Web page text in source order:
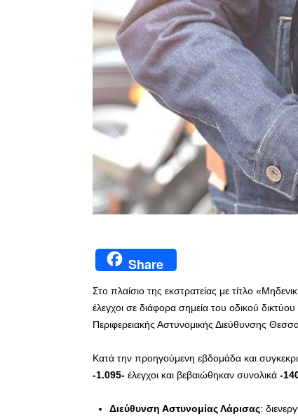
Share
Στο πλαίσιο της εκστρατείας με τίτλο
έλεγχοι σε διάφορα σημεία του οδικού δικτύου
Περιφερειακής Αστυνομικής Διεύθυνσης
Κατά την προηγούμενη εβδομάδα και
-1.095- έλεγχοι και βεβαιώθηκαν συνολικά -
Διεύθυνση Αστυνομίας Λάρισας: